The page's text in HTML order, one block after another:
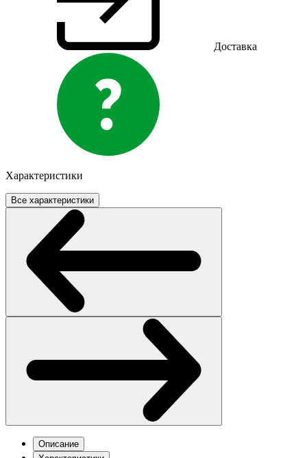
Доставка
Характеристики
Все характеристики
Описание